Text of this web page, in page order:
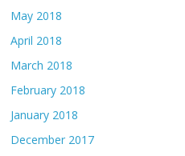
May 2018
April 2018
March 2018
February 2018
January 2018
December 2017